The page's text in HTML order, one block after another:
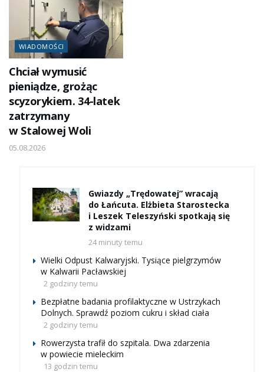
WIADOMOŚCI
Chciał wymusić
pieniądze, grożąc
scyzorykiem. 34-latek
zatrzymany
w Stalowej Woli
05.08.2026
Gwiazdy „Trędowatej” wracają
do Łańcuta. Elżbieta Starostecka
i Leszek Teleszyński spotkają się
z widzami
24 minuty temu
Wielki Odpust Kalwaryjski. Tysiące pielgrzymów
w Kalwarii Pacławskiej
2 godziny temu
Bezpłatne badania profilaktyczne w Ustrzykach
Dolnych. Sprawdź poziom cukru i skład ciała
2 godziny temu
Rowerzysta trafił do szpitala. Dwa zdarzenia
w powiecie mieleckim
13 godzin temu